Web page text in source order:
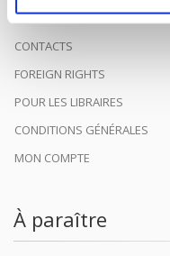
CONTACTS
FOREIGN RIGHTS
POUR LES LIBRAIRES
CONDITIONS GÉNÉRALES
MON COMPTE
À paraître